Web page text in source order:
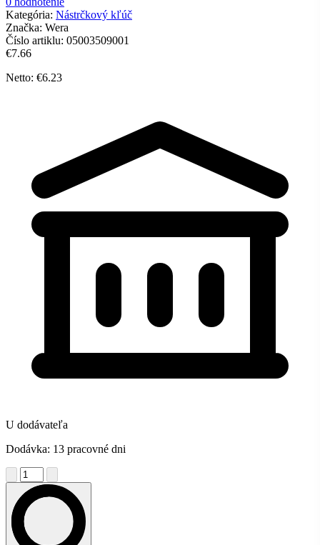
Kategória: Nástrčkový kľúč
Značka: Wera
Číslo artiklu: 05003509001
€7.66
Netto: €6.23
U dodávateľa
Dodávka: 13 pracovné dni